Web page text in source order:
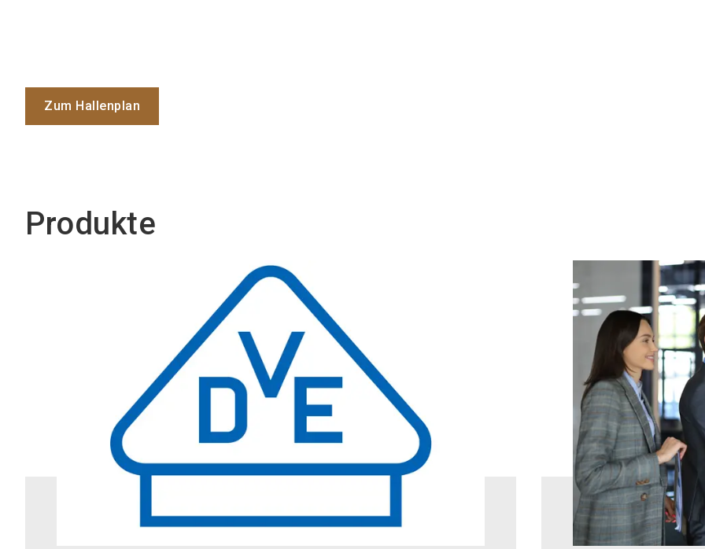
Zum Hallenplan
Produkte